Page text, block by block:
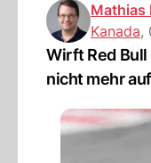
Mathias
Kanada,
Wirft Red
nicht mehr